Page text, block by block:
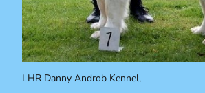
LHR Danny Androb Kennel,